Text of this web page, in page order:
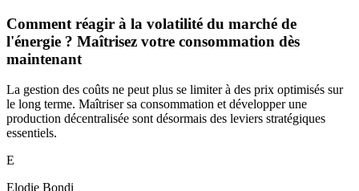
Comment réagir à la volatilité du marché de
l'énergie ? Maîtrisez votre consommation dès
maintenant
La gestion des coûts ne peut plus se limiter à des prix optimisés sur
le long terme. Maîtriser sa consommation et développer une
production décentralisée sont désormais des leviers stratégiques
essentiels.
E
Elodie Bondi